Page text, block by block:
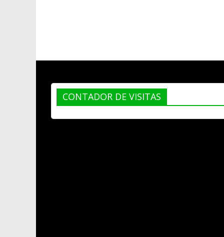
CONTADOR DE VISITAS